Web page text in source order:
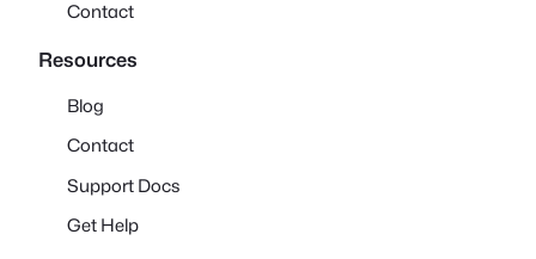
Contact
Resources
Blog
Contact
Support Docs
Get Help